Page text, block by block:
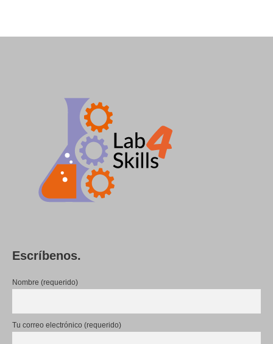
Escríbenos.
Nombre (requerido)
Tu correo electrónico (requerido)